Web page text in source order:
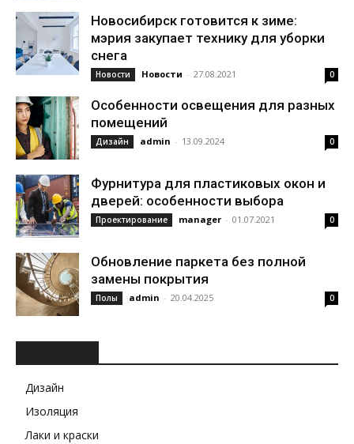
Новосибирск готовится к зиме:
мэрия закупает технику для уборки
снега
Новости Новости - 27.08.2021 0
Особенности освещения для разных
помещений
Дизайн admin - 13.09.2024 0
Фурнитура для пластиковых окон и
дверей: особенности выбора
Проектирование manager - 01.07.2021 0
Обновление паркета без полной
замены покрытия
Полы admin - 20.04.2025 0
Дизайн
Изоляция
Лаки и краски